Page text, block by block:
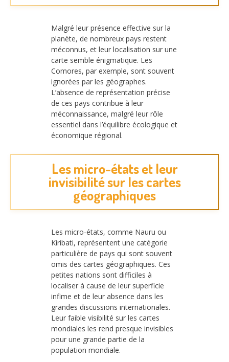
Malgré leur présence effective sur la
planète, de nombreux pays restent
méconnus, et leur localisation sur une
carte semble énigmatique. Les
Comores, par exemple, sont souvent
ignorées par les géographes.
L’absence de représentation précise
de ces pays contribue à leur
méconnaissance, malgré leur rôle
essentiel dans l’équilibre écologique et
économique régional.
Les micro-états et leur
invisibilité sur les cartes
géographiques
Les micro-états, comme Nauru ou
Kiribati, représentent une catégorie
particulière de pays qui sont souvent
omis des cartes géographiques. Ces
petites nations sont difficiles à
localiser à cause de leur superficie
infime et de leur absence dans les
grandes discussions internationales.
Leur faible visibilité sur les cartes
mondiales les rend presque invisibles
pour une grande partie de la
population mondiale.